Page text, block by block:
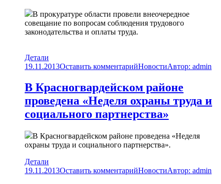
В прокуратуре области провели внеочередное
совещание по вопросам соблюдения трудового
законодательства и оплаты труда.
Детали
19.11.2013Оставить комментарийНовостиАвтор: admin
В Красногвардейском районе
проведена «Неделя охраны труда и
социального партнерства»
В Красногвардейском районе проведена «Неделя
охраны труда и социального партнерства».
Детали
19.11.2013Оставить комментарийНовостиАвтор: admin